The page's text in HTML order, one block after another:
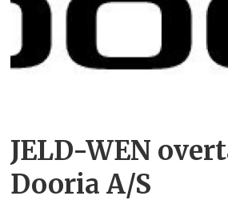
JELD-WEN
Dooria A/S